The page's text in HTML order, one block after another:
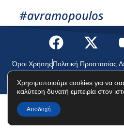
#avramopoulos
Όροι ΧρήσηςΠολιτική Προστασίας
©2025 Δημήτρης
Χρησιμοποιούμε cookies για να
καλύτερη δυνατή εμπειρία στον
Αποδοχή